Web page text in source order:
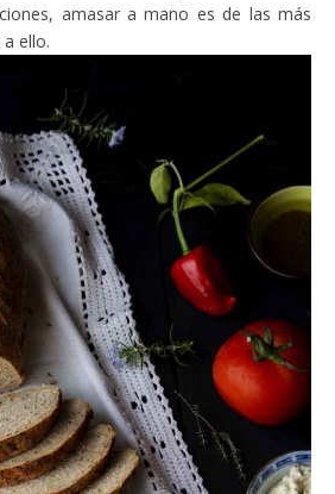
amasar a mano es de las más
ello.